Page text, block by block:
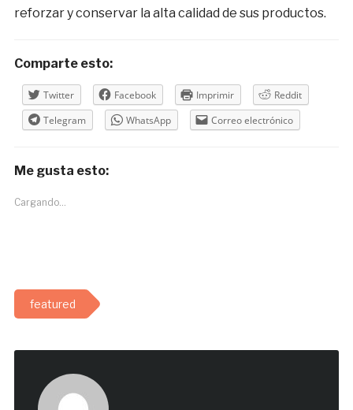
reforzar y conservar la alta calidad de sus productos.
Comparte esto:
Twitter Facebook Imprimir
Reddit
Telegram
WhatsApp Correo electrónico
Me gusta esto:
Cargando...
featured